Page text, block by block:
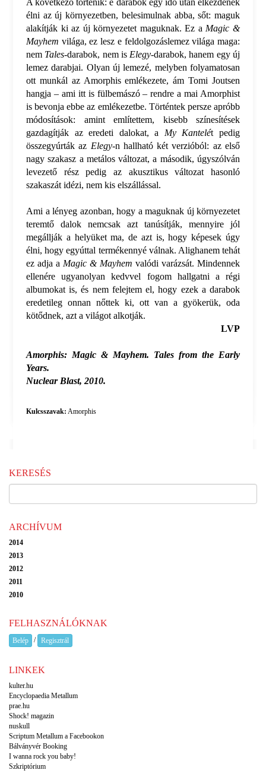
A következő történik: e darabok egy idő után elkezdenek
élni az új környezetben, belesimulnak abba, sőt: maguk
alakítják ki az új környezetet maguknak. Ez a Magic &
Mayhem világa, ez lesz e feldolgozáslemez világa maga:
nem Tales-darabok, nem is Elegy-darabok, hanem egy új
lemez darabjai. Olyan új lemezé, melyben folyamatosan
ott munkál az Amorphis emlékezete, ám Tomi Joutsen
hangja – ami itt is fülbemászó – rendre a mai Amorphist
is bevonja ebbe az emlékezetbe. Történtek persze apróbb
módosítások: amint említettem, kisebb színesítések
gazdagítják az eredeti dalokat, a My Kantelét pedig
összegyúrták az Elegy-n hallható két verzióból: az első
nagy szakasz a metálos változat, a második, úgyszólván
levezető rész pedig az akusztikus változat hasonló
szakaszát idézi, nem kis elszállással.
Ami a lényeg azonban, hogy a maguknak új környezetet
teremtő dalok nemcsak azt tanúsítják, mennyire jól
megállják a helyüket ma, de azt is, hogy képesek úgy
élni, hogy egyúttal termékennyé válnak. Alighanem tehát
ez adja a Magic & Mayhem valódi varázsát. Mindennek
ellenére ugyanolyan kedvvel fogom hallgatni a régi
albumokat is, és nem felejtem el, hogy ezek a darabok
eredetileg onnan nőttek ki, ott van a gyökerük, oda
kötődnek, azt a világot alkotják.
LVP
Amorphis: Magic & Mayhem. Tales from the Early
Years.
Nuclear Blast, 2010.
Kulcsszavak: Amorphis
KERESÉS
ARCHÍVUM
2014
2013
2012
2011
2010
FELHASZNÁLÓKNAK
Belép / Regisztrál
LINKEK
kulter.hu
Encyclopaedia Metallum
prae.hu
Shock! magazin
nuskull
Scriptum Metallum a Facebookon
Bálványvér Booking
I wanna rock you baby!
Szkriptórium